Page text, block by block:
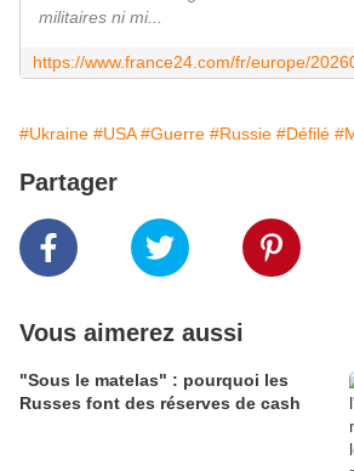
militaires ni mi...
#Ukraine #USA #Guerre #Russie #Défilé
Partager
Vous aimerez aussi
"Sous le matelas" : pourquoi les
Russes font des réserves de cash